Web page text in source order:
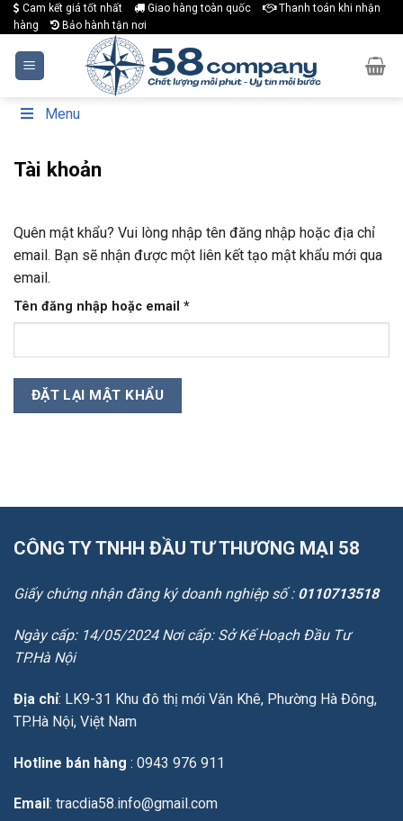
Skip
to
content
Cam kết giá tốt nhất Giao hàng toàn quốc
Thanh toán khi nhận
hàng
Bảo hành tận nơi
Menu
Tài khoản
Quên mật khẩu? Vui lòng nhập tên đăng nhập hoặc địa chỉ
email. Bạn sẽ nhận được một liên kết tạo mật khẩu mới qua
email.
Tên đăng nhập hoặc email *Bắt
buộc
ĐẶT LẠI MẬT KHẨU
CÔNG TY TNHH ĐẦU TƯ THƯƠNG MẠI 58
Giấy chứng nhận đăng ký doanh nghiệp số : 0110713518
Ngày cấp: 14/05/2024 Nơi cấp: Sở Kế Hoạch Đầu Tư
TP.Hà Nội
Địa chỉ: LK9-31 Khu đô thị mới Văn Khê, Phường Hà Đông,
TP.Hà Nội, Việt Nam
Hotline bán hàng : 0943 976 911
Email : tracdia58.info@gmail.com